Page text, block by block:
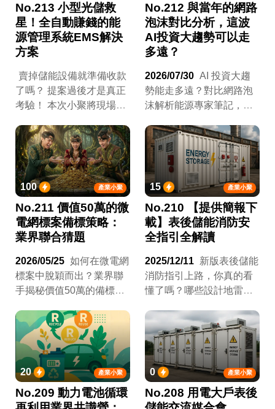
No.213 小型光儲救
星！全自動賺錢的能
源管理系統EMS解決
方案
賣掉儲能設備就準備收款
了嗎？ 提案過後才是真正
考驗！ 本次小聚將現場演
降契與需量反應 ，並精算
回本年限 。綠色帶路人嚴
嘉鑫：『會賺錢的 EMS 才
是系統靈魂。』
No.212 與當年的網路
泡沫對比分析，這波
AI投資大趨勢可以走
多遠？
2026/07/30 AI 投資大趨
勢能走多遠？對比網路泡
沫解析能源專家筆記，解
展趨勢。
產業小聚
100
No.211 價值50萬的微
電網標案備標策略：
業界聯合猜題
2026/05/25 如何在微電網
標案中脫穎而出？業界聯
手揭秘價值50萬的備標策
古題！
產業小聚
15
No.210 【提供簡報下
載】表後儲能消防安
全指引全解讀
2025/12/11 新版表後儲能
消防指引上路，你真的看
懂了嗎？哪些設計地雷可
破解儲能安全關鍵，提前
布局風險管理！
產業小聚
20
No.209 動力電池循環
產業小聚
0
No.208 用電大戶表後